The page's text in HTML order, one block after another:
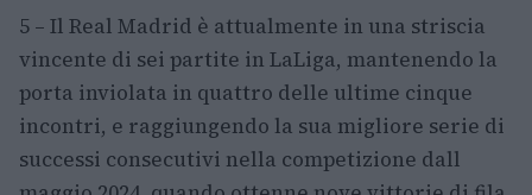
5 – Il Real Madrid è attualmente in una striscia
vincente di sei partite in LaLiga, mantenendo la
porta inviolata in quattro delle ultime cinque
incontri, e raggiungendo la sua migliore serie di
successi consecutivi nella competizione dall